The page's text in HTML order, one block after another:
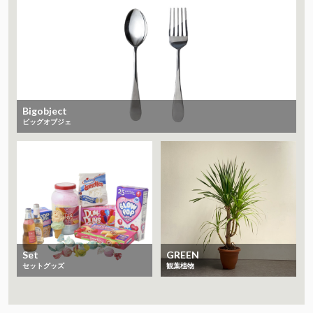
Bigobject
ビッグオブジェ
Set
セットグッズ
GREEN
観葉植物